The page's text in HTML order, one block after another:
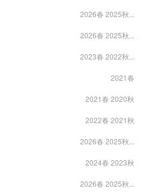
2026春 2025秋...
2026春 2025秋...
2023春 2022秋...
2021春
2021春 2020秋
2022春 2021秋
2026春 2025秋...
2024春 2023秋
2026春 2025秋...